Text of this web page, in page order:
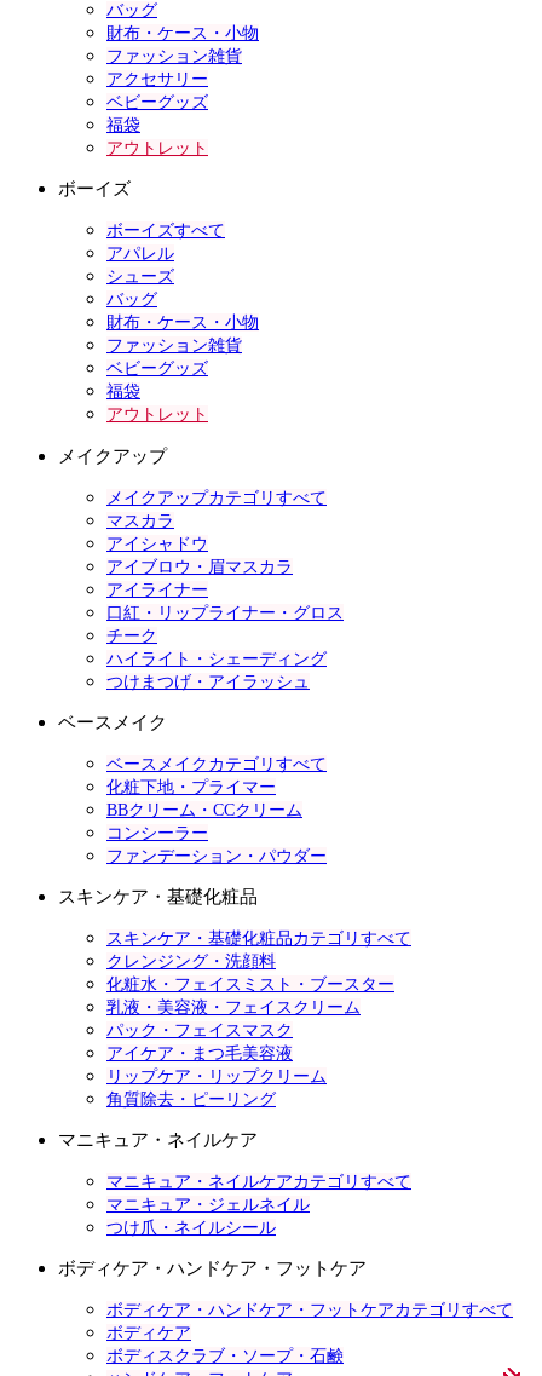
バッグ
財布・ケース・小物
ファッション雑貨
アクセサリー
ベビーグッズ
福袋
アウトレット
ボーイズ
ボーイズすべて
アパレル
シューズ
バッグ
財布・ケース・小物
ファッション雑貨
ベビーグッズ
福袋
アウトレット
メイクアップ
メイクアップカテゴリすべて
マスカラ
アイシャドウ
アイブロウ・眉マスカラ
アイライナー
口紅・リップライナー・グロス
チーク
ハイライト・シェーディング
つけまつげ・アイラッシュ
ベースメイク
ベースメイクカテゴリすべて
化粧下地・プライマー
BBクリーム・CCクリーム
コンシーラー
ファンデーション・パウダー
スキンケア・基礎化粧品
スキンケア・基礎化粧品カテゴリすべて
クレンジング・洗顔料
化粧水・フェイスミスト・ブースター
乳液・美容液・フェイスクリーム
パック・フェイスマスク
アイケア・まつ毛美容液
リップケア・リップクリーム
角質除去・ピーリング
マニキュア・ネイルケア
マニキュア・ネイルケアカテゴリすべて
マニキュア・ジェルネイル
つけ爪・ネイルシール
ボディケア・ハンドケア・フットケア
ボディケア・ハンドケア・フットケアカテゴリすべて
ボディケア
ボディスクラブ・ソープ・石鹸